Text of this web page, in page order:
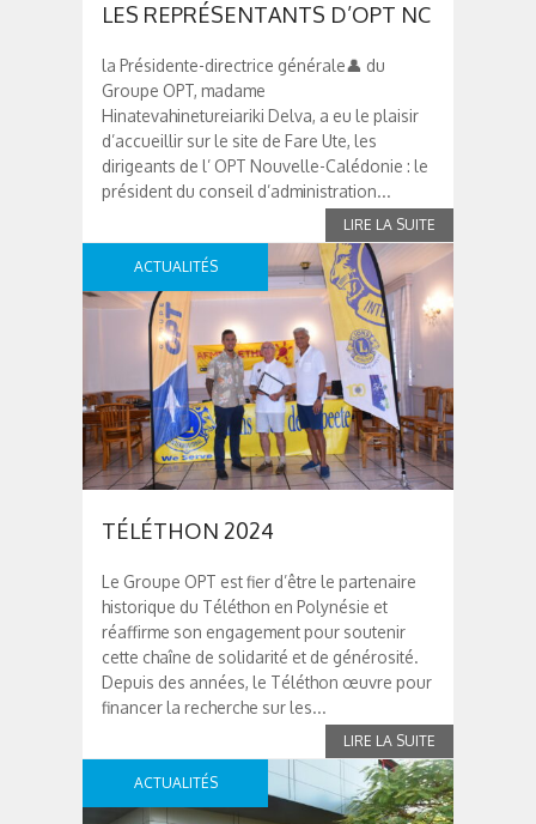
LES REPRÉSENTANTS D’OPT NC
la Présidente-directrice générale👤 du
Groupe OPT, madame
Hinatevahinetureiariki Delva, a eu le plaisir
d’accueillir sur le site de Fare Ute, les
dirigeants de l’ OPT Nouvelle-Calédonie : le
président du conseil d’administration...
ACTUALITÉS
TÉLÉTHON 2024
Le Groupe OPT est fier d’être le partenaire
historique du Téléthon en Polynésie et
réaffirme son engagement pour soutenir
cette chaîne de solidarité et de générosité.
Depuis des années, le Téléthon œuvre pour
financer la recherche sur les...
ACTUALITÉS